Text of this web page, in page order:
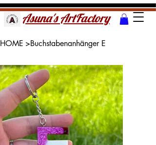
Asuna's ArtFactory
HOME >Buchstabenanhänger E